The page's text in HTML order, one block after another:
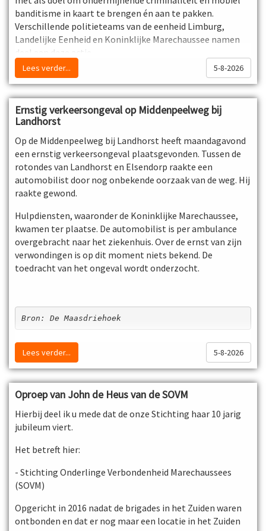
banditisme in kaart te brengen én aan te pakken.
Verschillende politieteams van de eenheid Limburg,
Landelijke Eenheid en Koninklijke Marechaussee namen
deel aan deze actie.
Drie aanhoudingen, veertien bekeuringen
Een voertuig met gestolen kentekenplaten is in Venlo
gezien door de collega’s. Later werd dit voertuig in
Gronsveld gecontroleerd. De kentekenplaten waren
gestolen en het bleek te gaan om een Belgisch
spookvoertuig. De twee Roemeense inzittenden werden
aangehouden. De auto en kentekenplaten werden in
beslag genomen.
Op de A67 werd een voertuig geselecteerd en
controle. Het voertuig bleek een Frans spookvoertuig te
betreffen. De bestuurder werd aangehouden en bleek een
bekende, grote autodief in Europa te zijn.
De bekeuringen zijn uitgeschreven voor het rijden zonder
rood licht.
Grensoverschrijdende Politieteams (GPT's)
De Nationale Politie, de Duitse Bundespolizei en
Landespolizei Nordrhein-Westfalen en de Koninklijke
Marechaussee (KMar) werken in het grensgebied samen in
Grensoverschrijdende Politieteams (GPT's). Een
succesvolle werkwijze, die al sinds 2008 bestaat. De teams
Omdat altijd een Nederlandse én een Duitse collega
samen op pad zijn, kunnen zij in beide landen direct
optreden. Dat zorgt voor snelle informatie-uitwisseling
én voorkomt dat criminelen gebruikmaken van
verschillen tussen landen.
Bron: Politie
Lees verder... 5-8-2026
Ernstig verkeersongeval op Middenpeelweg bij
Landhorst
Op de Middenpeelweg bij Landhorst heeft maandagavond
een ernstig verkeersongeval plaatsgevonden. Tussen de
rotondes van Landhorst en Elsendorp raakte een
automobilist door nog onbekende oorzaak van de weg. Hij
raakte gewond.
Hulpdiensten, waaronder de Koninklijke Marechaussee,
kwamen ter plaatse. De automobilist is per ambulance
overgebracht naar het ziekenhuis. Over de ernst van zijn
verwondingen is op dit moment niets bekend. De
toedracht van het ongeval wordt onderzocht.
Bron: De Maasdriehoek
Lees verder... 5-8-2026
Oproep van John de Heus van de SOVM
Hierbij deel ik u mede dat de onze Stichting haar 10 jarig
jubileum viert.
Het betreft hier:
- Stichting Onderlinge Verbondenheid Marechaussees
(SOVM)
Opgericht in 2016 nadat de brigades in het Zuiden waren
ontbonden en dat er nog maar een locatie in het Zuiden